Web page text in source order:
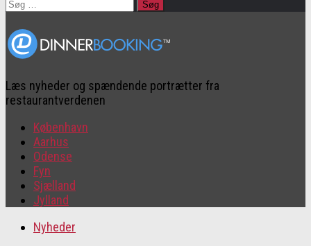
Læs nyheder og spændende portrætter fra
restaurantverdenen
København
Aarhus
Odense
Fyn
Sjælland
Jylland
Nyheder